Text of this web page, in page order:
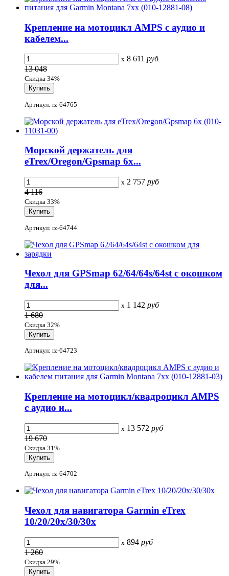
Крепление на мотоцикл AMPS с аудио и
кабелем...
x 8 611 руб
13 048
Скидка 34%
Артикул: rz-64765
Морской держатель для
eTrex/Oregon/Gpsmap 6x...
x 2 757 руб
4 116
Скидка 33%
Артикул: rz-64744
Чехол для GPSmap 62/64/64s/64st с окошком
для...
x 1 142 руб
1 680
Скидка 32%
Артикул: rz-64723
Крепление на мотоцикл/квадроцикл AMPS
с аудио и...
x 13 572 руб
19 670
Скидка 31%
Артикул: rz-64702
Чехол для навигатора Garmin eTrex
10/20/20x/30/30x
x 894 руб
1 260
Скидка 29%